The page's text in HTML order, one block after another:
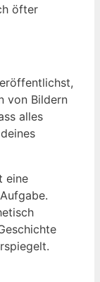
öfter
von Bildern
alles
eine